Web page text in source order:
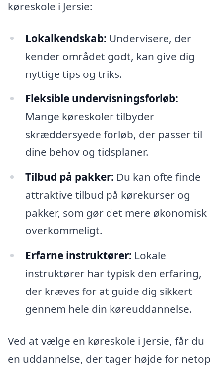
køreskole i Jersie:
Lokalkendskab: Undervisere, der
kender området godt, kan give dig
nyttige tips og triks.
Fleksible undervisningsforløb:
Mange køreskoler tilbyder
skræddersyede forløb, der passer til
dine behov og tidsplaner.
Tilbud på pakker: Du kan ofte finde
attraktive tilbud på kørekurser og
pakker, som gør det mere økonomisk
overkommeligt.
Erfarne instruktører: Lokale
instruktører har typisk den erfaring,
der kræves for at guide dig sikkert
gennem hele din køreuddannelse.
Ved at vælge en køreskole i Jersie, får du
en uddannelse, der tager højde for netop